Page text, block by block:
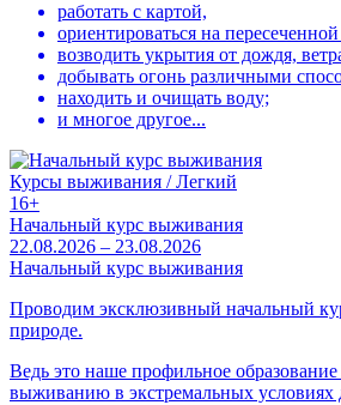
работать с картой,
ориентироваться на
возводить укрытия от дождя,
добывать огонь различными
находить и очищать воду;
и многое другое...
Курсы выживания / Легкий
16+
Начальный курс выживания
22.08.2026 – 23.08.2026
Начальный курс выживания
Проводим эксклюзивный начальный
природе.
Ведь это наше профильное
выживанию в экстремальных условиях